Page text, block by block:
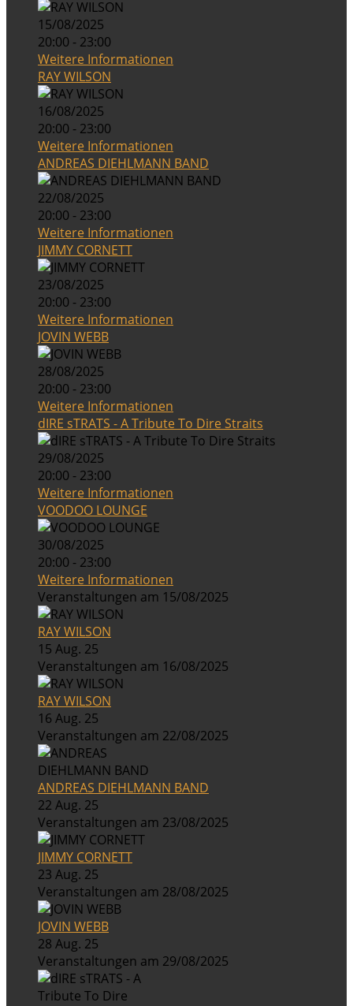
15/08/2025
20:00 - 23:00
Weitere Informationen
RAY WILSON
16/08/2025
20:00 - 23:00
Weitere Informationen
ANDREAS DIEHLMANN BAND
22/08/2025
20:00 - 23:00
Weitere Informationen
JIMMY CORNETT
23/08/2025
20:00 - 23:00
Weitere Informationen
JOVIN WEBB
28/08/2025
20:00 - 23:00
Weitere Informationen
dIRE sTRATS - A Tribute To Dire Straits
29/08/2025
20:00 - 23:00
Weitere Informationen
VOODOO LOUNGE
30/08/2025
20:00 - 23:00
Weitere Informationen
Veranstaltungen am 15/08/2025
RAY WILSON
15 Aug. 25
Veranstaltungen am 16/08/2025
RAY WILSON
16 Aug. 25
Veranstaltungen am 22/08/2025
ANDREAS DIEHLMANN BAND
22 Aug. 25
Veranstaltungen am 23/08/2025
JIMMY CORNETT
23 Aug. 25
Veranstaltungen am 28/08/2025
JOVIN WEBB
28 Aug. 25
Veranstaltungen am 29/08/2025